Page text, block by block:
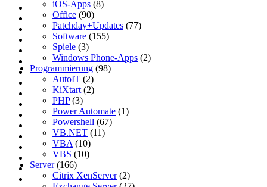
iOS-Apps (8)
Office (90)
Patchday+Updates (77)
Software (155)
Spiele (3)
Windows Phone-Apps (2)
Programmierung (98)
AutoIT (2)
KiXtart (2)
PHP(3)
Power Automate (1)
Powershell (67)
VB.NET (11)
VBA (10)
VBS (10)
Server(166)
Citrix XenServer(2)